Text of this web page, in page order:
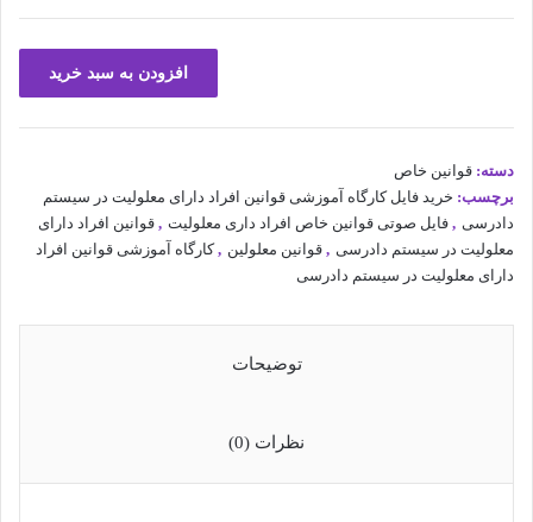
در
سیستم
دادرسی
با
افزودن به سبد خرید
دسته: قوانین خاص
برچسب: خرید فایل کارگاه آموزشی قوانین افراد دارای معلولیت در سیستم
دادرسی , فایل صوتی قوانین خاص افراد داری معلولیت , قوانین افراد دارای
معلولیت در سیستم دادرسی , قوانین معلولین ,کارگاه آموزشی قوانین افراد
دارای معلولیت در سیستم دادرسی
توضیحات
نظرات (0)